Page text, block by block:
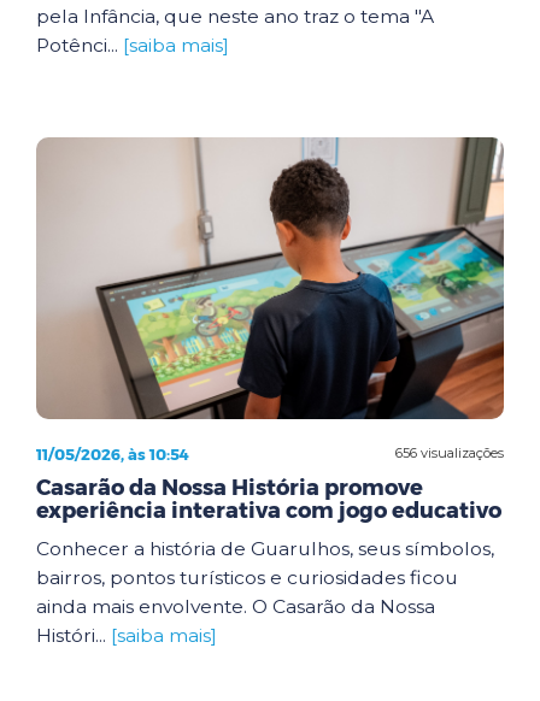
pela Infância, que neste ano traz o tema "A
Potênci... [saiba mais]
656 visualizações
11/05/2026, às 10:54
Casarão da Nossa História promove
experiência interativa com jogo educativo
Conhecer a história de Guarulhos, seus símbolos,
bairros, pontos turísticos e curiosidades ficou
ainda mais envolvente. O Casarão da Nossa
Históri... [saiba mais]